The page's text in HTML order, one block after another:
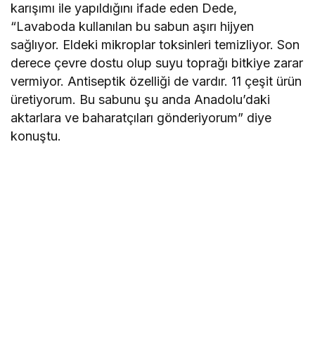
karışımı ile yapıldığını ifade eden Dede,
“Lavaboda kullanılan bu sabun aşırı hijyen
sağlıyor. Eldeki mikroplar toksinleri temizliyor. Son
derece çevre dostu olup suyu toprağı bitkiye zarar
vermiyor. Antiseptik özelliği de vardır. 11 çeşit ürün
üretiyorum. Bu sabunu şu anda Anadolu’daki
aktarlara ve baharatçıları gönderiyorum” diye
konuştu.